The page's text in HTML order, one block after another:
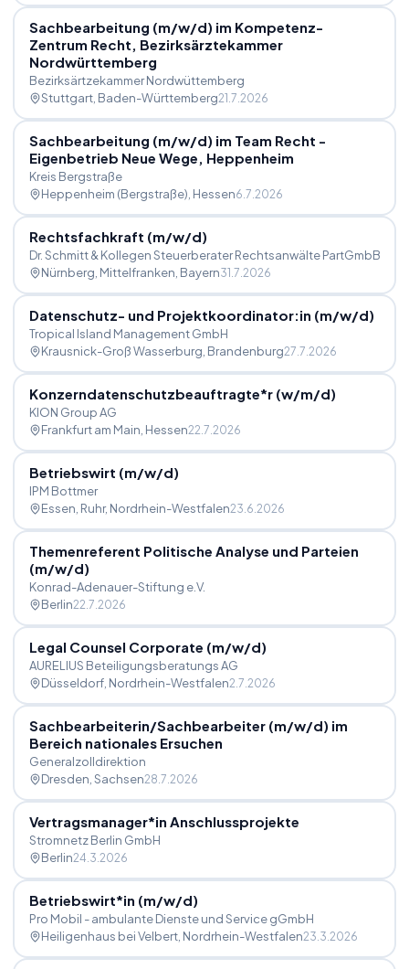
Sachbearbeitung (m/w/d) im Kompetenz-
Zentrum Recht, Bezirksärztekammer
Nordwürttemberg
Bezirksärtzekammer Nordwüttemberg
Stuttgart, Baden-Württemberg21.7.2026
Sachbearbeitung (m/w/d) im Team Recht -
Eigenbetrieb Neue Wege, Heppenheim
Kreis Bergstraße
Heppenheim (Bergstraße) , Hessen6.7.2026
Rechtsfachkraft (m/w/d)
Dr. Schmitt & Kollegen Steuerberater Rechtsanwälte PartGmbB
Nürnberg, Mittelfranken , Bayern31.7.2026
Datenschutz- und Projektkoordinator:in (m/w/d)
Tropical Island Management GmbH
Krausnick-Groß Wasserburg , Brandenburg27.7.2026
Konzerndatenschutzbeauftragte*r (w/m/d)
KION Group AG
Frankfurt am Main , Hessen22.7.2026
Betriebswirt (m/w/d)
IPM Bottmer
Essen, Ruhr, Nordrhein-Westfalen23.6.2026
Themenreferent Politische Analyse und Parteien
(m/w/d)
Konrad-Adenauer-Stiftung e.V.
Berlin22.7.2026
Legal Counsel Corporate (m/w/d)
AURELIUS Beteiligungsberatungs AG
Düsseldorf, Nordrhein-Westfalen2.7.2026
Sachbearbeiterin/Sachbearbeiter (m/w/d) im
Bereich nationales Ersuchen
Generalzolldirektion
Dresden , Sachsen28.7.2026
Vertragsmanager*in Anschlussprojekte
Stromnetz Berlin GmbH
Berlin24.3.2026
Betriebswirt*in (m/w/d)
Pro Mobil - ambulante Dienste und Service gGmbH
Heiligenhaus bei Velbert, Nordrhein-Westfalen23.3.2026